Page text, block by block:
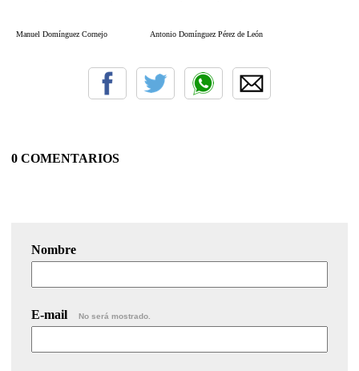
Manuel Domínguez Cornejo Antonio Domínguez Pérez de León
0 COMENTARIOS
Nombre
E-mail No será mostrado.